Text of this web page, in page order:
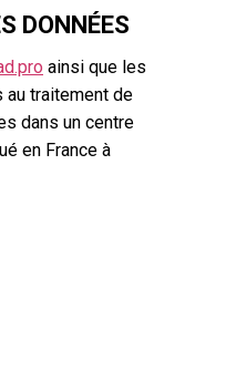
DONNÉES
ainsi que les
traitement de
dans un centre
en France à